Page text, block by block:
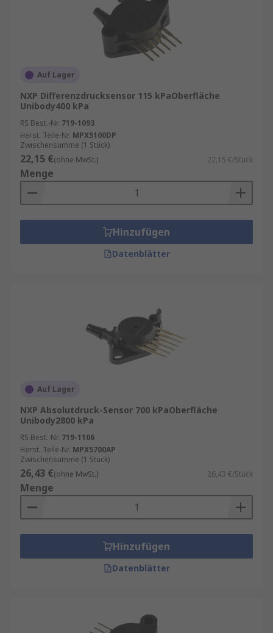
Auf Lager
NXP Differenzdrucksensor 115 kPaOberfläche
Unibody400 kPa
RS Best.-Nr. 719-1093
Herst. Teile-Nr. MPX5100DP
Zwischensumme (1 Stück)
22,15 €(ohne MwSt.) 22,15 €/Stück
Menge
Hinzufügen
Datenblätter
Auf Lager
NXP Absolutdruck-Sensor 700 kPaOberfläche
Unibody2800 kPa
RS Best.-Nr. 719-1106
Herst. Teile-Nr. MPX5700AP
Zwischensumme (1 Stück)
26,43 €(ohne MwSt.) 26,43 €/Stück
Menge
Hinzufügen
Datenblätter